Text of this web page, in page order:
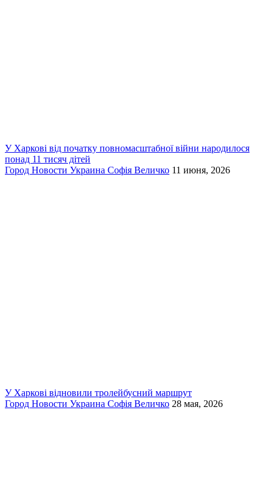
У Харкові від початку повномасштабної війни народилося
понад 11 тисяч дітей
Город Новости Украина Софія Величко 11 июня, 2026
У Харкові відновили тролейбусний маршрут
Город Новости Украина Софія Величко 28 мая, 2026